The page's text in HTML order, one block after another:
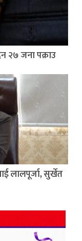
२७ जना पक्राउ
लालपूर्जा, सुर्खेत